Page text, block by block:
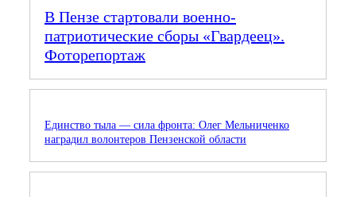
В Пензе стартовали военно-
патриотические сборы «Гвардеец».
Фоторепортаж
Единство тыла — сила фронта: Олег Мельниченко
наградил волонтеров Пензенской области